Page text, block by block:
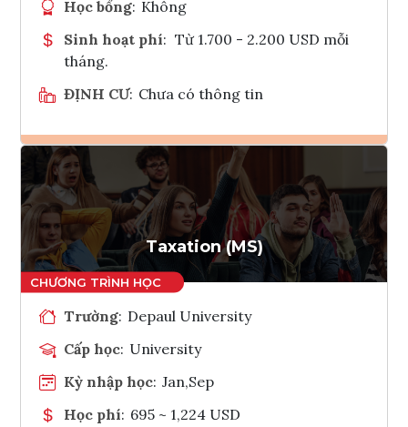
Học bổng: Không
Sinh hoạt phí: Từ 1.700 - 2.200 USD mỗi
tháng.
ĐỊNH CƯ: Chưa có thông tin
Ghi danh
Tham vấn Interlink
Taxation (MS)
Trường: Depaul University
Cấp học: University
Kỳ nhập học: Jan,Sep
Học phí: 695 ~ 1,224 USD